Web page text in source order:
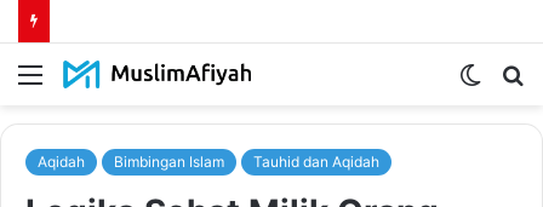
Menu
Switch
Aqidah Bimbingan Islam Tauhid dan Aqidah